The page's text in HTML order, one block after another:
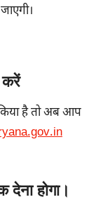
करें
है तो अब आप
होगा।